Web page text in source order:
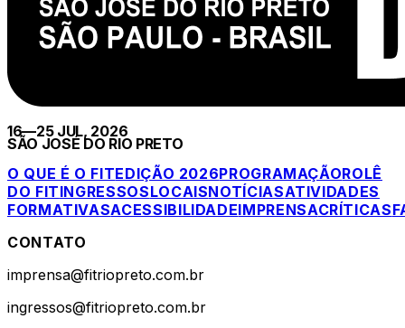
16—25 JUL, 2026
SÃO JOSÉ DO RIO PRETO
O QUE É O FITEDIÇÃO 2026PROGRAMAÇÃOROLÊ
DO FITINGRESSOSLOCAISNOTÍCIASATIVIDADES
FORMATIVASACESSIBILIDADEIMPRENSACRÍTICAS
CONTATO
imprensa@fitriopreto.com.br
ingressos@fitriopreto.com.br